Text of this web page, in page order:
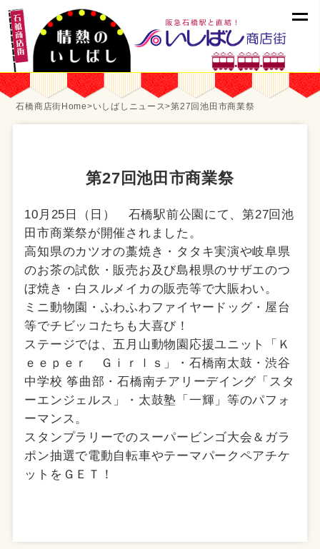
石橋商店街Home>いしばしニュース>第27回池田市商業祭
第27回池田市商業祭
10月25日（日） 石橋駅前公園にて、第27回池
田市商業祭が開催されました。
高知県のカツオの藁焼き・タタキ実演や岐阜県
のお茶の試飲・販売お及び島根県のサザエのつ
ぼ焼き・白スルメイカの販売等で大賑わい。
ミニ動物園・ふわふわファイヤードッグ・屋台
等でチビッコたちも大喜び！
ステージでは、五月山動物園応援ユニット「Ｋ
ｅｅｐｅｒ Ｇｉｒｌｓ」・石橋南太鼓・渋谷
中学校 筝曲部・石橋南チアリーデイング「スタ
ーエンジェルス」・太鼓塾「一輝」等のパフォ
ーマンス。
スタンプラリーでのスーパービンゴ大会＆ガラ
ポン抽選で電動自転車やテーマパークペアチケ
ットをＧＥＴ！